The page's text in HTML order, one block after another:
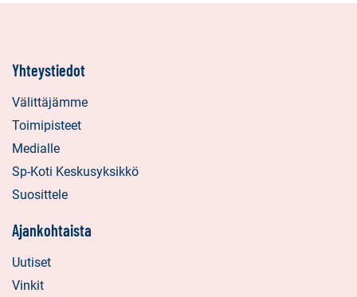
Yhteystiedot
Välittäjämme
Toimipisteet
Medialle
Sp-Koti Keskusyksikkö
Suosittele
Ajankohtaista
Uutiset
Vinkit